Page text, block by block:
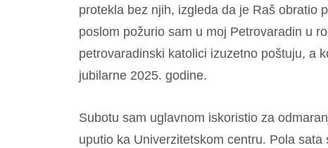
protekla bez njih, izgleda da je Raš obratio
poslom požurio sam u moj Petrovaradin u
petrovaradinski katolici izuzetno poštuju, a
jubilarne 2025. godine.
Subotu sam uglavnom iskoristio za
uputio ka Univerzitetskom centru. Pola